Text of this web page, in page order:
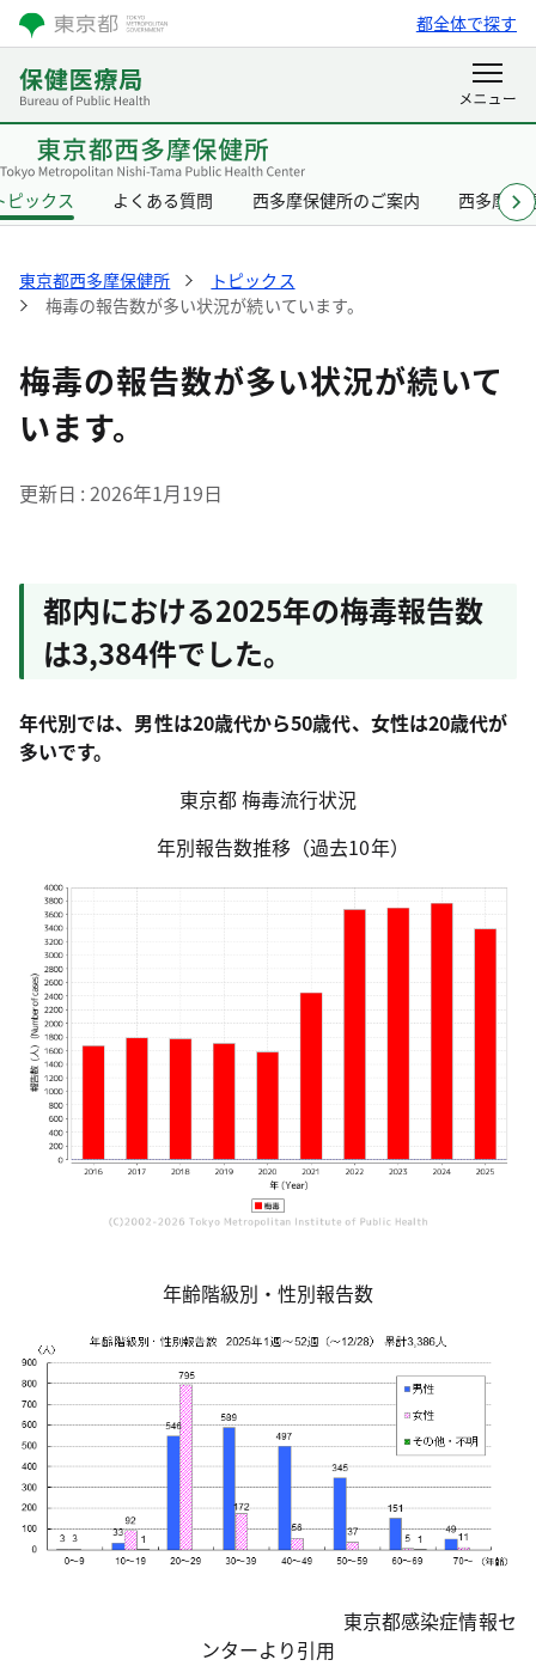
都全体で探す
ピックス よくある質問 西多摩保健所のご案内 西多摩保
東京都西多摩保健所
トピックス
梅毒の報告数が多い状況が続いています。
梅毒の報告数が多い状況が続いて
います。
更新日 2026年1月19日
都内における2025年の梅毒報告数
は3,384件でした。
年代別では、男性は20歳代から50歳代、女性は20歳代が
多いです。
東京都 梅毒流行状況
年別報告数推移（過去10年）
年齢階級別・性別報告数
東京都感染症情報セ
ンターより引用